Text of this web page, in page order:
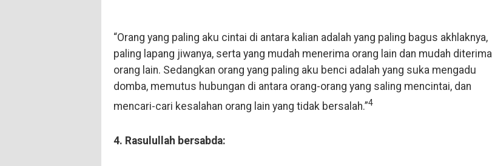
“Orang yang paling aku cintai di antara kalian adalah yang paling bagus akhlaknya,
paling lapang jiwanya, serta yang mudah menerima orang lain dan mudah diterima
orang lain. Sedangkan orang yang paling aku benci adalah yang suka mengadu
domba, memutus hubungan di antara orang-orang yang saling mencintai, dan
mencari-cari kesalahan orang lain yang tidak bersalah.”4
4. Rasulullah bersabda: